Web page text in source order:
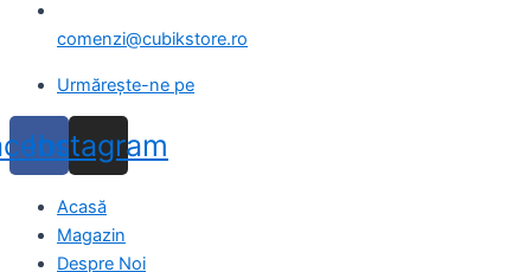
comenzi@cubikstore.ro
Urmărește-ne pe
Instagram
Acasă
Magazin
Despre Noi